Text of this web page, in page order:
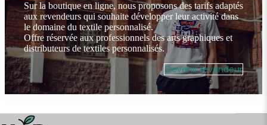
Sur la boutique en ligne, nous proposons des tarifs adaptés
aux revendeurs qui souhaite développer leur activité dans
le domaine du textile personnalisé.
Offre réservée aux professionnels des arts graphiques et
distributeurs de textiles personnalisés.
Devenir revendeur